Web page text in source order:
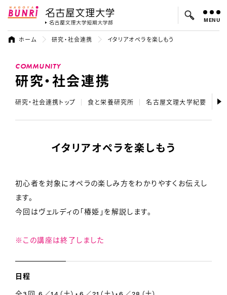
名古屋文理大学 名古屋文理大
よく検索されているキーワード：
MENU
ホーム 研究・社会連携 イタリアオペラを楽しもう
COMMUNITY
研究・社会連携
研究・社会連携トップ 食と栄養研究所 名古屋文理大学紀要 テ
イタリアオペラを楽しもう
初心者を対象にオペラの楽しみ方をわかりやすくお伝えし
ます。
今回はヴェルディの「椿姫」を解説します。
※この講座は終了しました
日程